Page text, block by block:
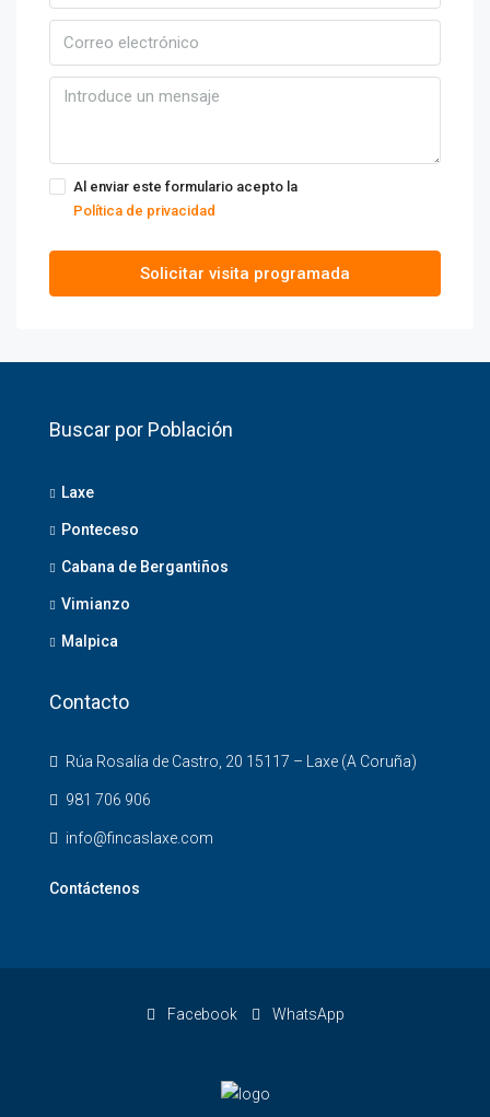
Al enviar este formulario acepto la
Política de privacidad
Solicitar visita programada
Buscar por Población
Laxe
Ponteceso
Cabana de Bergantiños
Vimianzo
Malpica
Contacto
Rúa Rosalía de Castro, 20 15117 – Laxe (A Coruña)
981 706 906
info@fincaslaxe.com
Contáctenos
Facebook WhatsApp